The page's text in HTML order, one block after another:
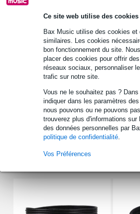
Ce site web utilise des cookies
Bax Music utilise des cookies et
similaires. Les cookies
bon fonctionnement du site.
placer des cookies pour offrir
réseaux sociaux, personnaliser
trafic sur notre site.
Vous ne le souhaitez pas ?
indiquer dans les paramètres
nous pouvons ou ne pouvons
trouverez plus d'informations
des données personnelles par
politique de confidentialité
Vos Préférences
Informations
Sac Orca OR-31
étui pour récepteur Zaxcom ERX-2
avec clip pour fixation à la ceinture
Afficher toutes les caractéristiques du
Autres variantes (4)